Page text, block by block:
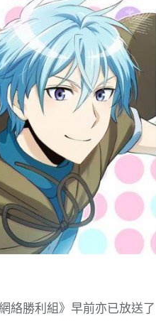
絡勝利組》早前亦已放送了